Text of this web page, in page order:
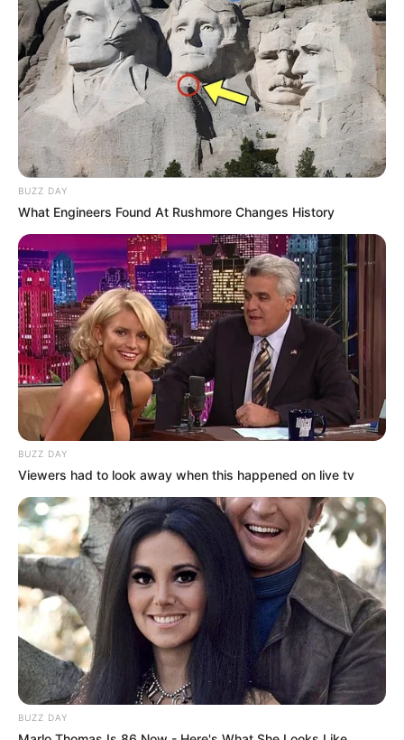
BUZZ DAY
What Engineers Found At Rushmore Changes History
BUZZ DAY
Viewers had to look away when this happened on live tv
BUZZ DAY